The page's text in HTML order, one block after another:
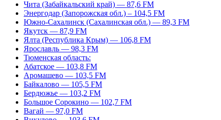
Чита (Забайкальский край) — 87,6 FM
Энергодар (Запорожская обл.) – 104,5 FM
Южно-Сахалинск (Сахалинская обл.) — 89,3 FM
Якутск — 87,9 FM
Ялта (Республика Крым) — 106,8 FM
Ярославль — 98,3 FM
Тюменская область:
Абатское — 103,8 FM
Аромашево — 103,5 FM
Байкалово — 105,5 FM
Бердюжье — 103,2 FM
Большое Сорокино — 102,7 FM
Вагай — 97,0 FM